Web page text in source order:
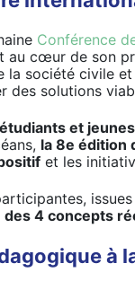
Conférence
au cœur de son
la société civile
des solutions
et
la 8e édition
et les
des 4 concepts
à